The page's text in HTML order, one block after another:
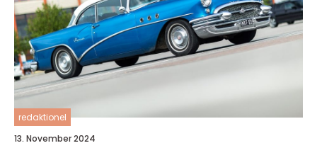
redaktionel
13. November 2024